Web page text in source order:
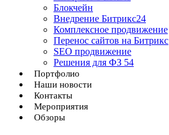
Блокчейн
Внедрение Битрикс24
Комплексное продвижение
Перенос сайтов на Битрикс
SEO продвижение
Решения для ФЗ 54
Портфолио
Наши новости
Контакты
Мероприятия
Обзоры